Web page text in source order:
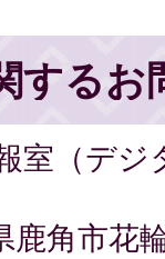
するお
室（デジ
角市花